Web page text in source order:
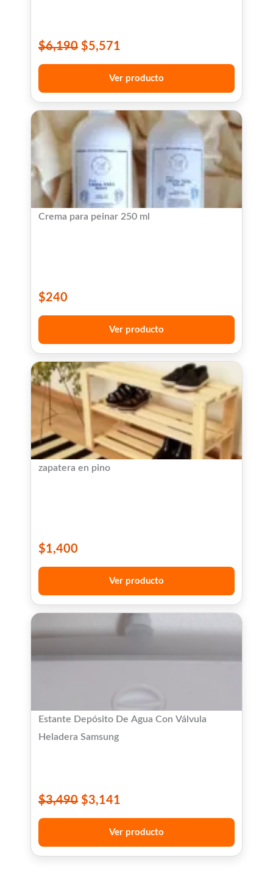
$6,190 $5,571
Ver producto
Crema para peinar 250 ml
$240
Ver producto
zapatera en pino
$1,400
Ver producto
Estante Depósito De Agua Con Válvula
Heladera Samsung
$3,490 $3,141
Ver producto